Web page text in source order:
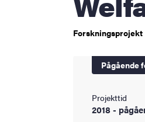
Forskningsprojekt
Pågående
Projekttid
2018 -